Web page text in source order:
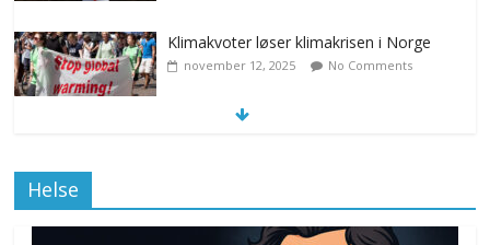
Klimakvoter løser klimakrisen i Norge
november 12, 2025 No Comments
november 6, 2025 No Comments
Helse